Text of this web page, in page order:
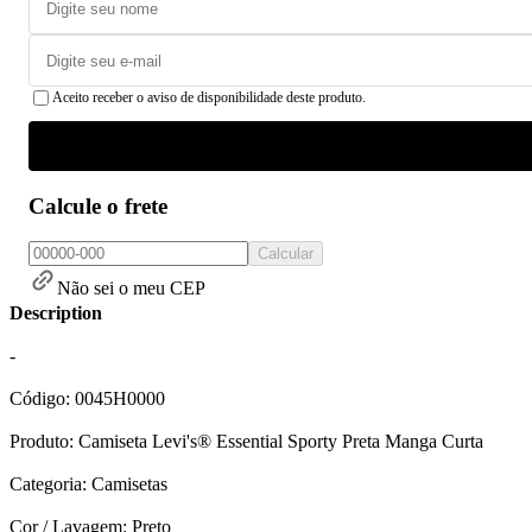
Aceito receber o aviso de disponibilidade deste produto.
Calcule o frete
Calcular
Não sei o meu CEP
Description
-
Código: 0045H0000
Produto: Camiseta Levi's® Essential Sporty Preta Manga Curta
Categoria: Camisetas
Cor / Lavagem: Preto